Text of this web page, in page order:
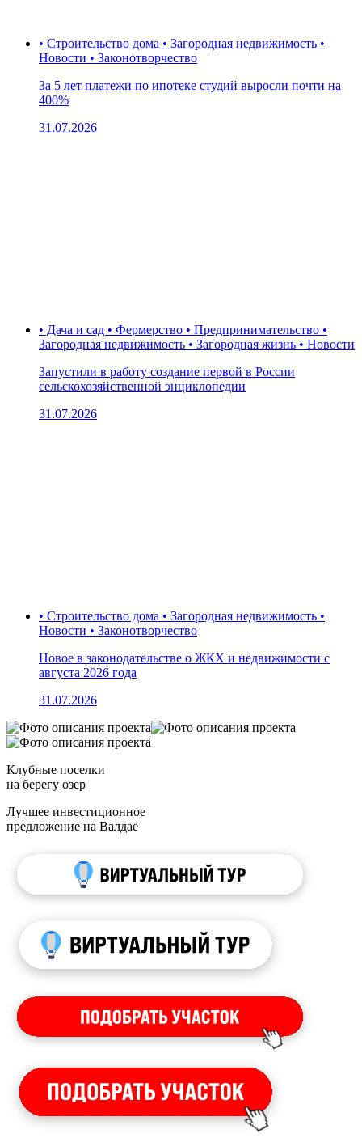
• Строительство дома • Загородная недвижимость •
Новости • Законотворчество
За 5 лет платежи по ипотеке студий выросли почти на
400%
31.07.2026
• Дача и сад • Фермерство • Предпринимательство •
Загородная недвижимость • Загородная жизнь • Новости
Запустили в работу создание первой в России
сельскохозяйственной энциклопедии
31.07.2026
• Строительство дома • Загородная недвижимость •
Новости • Законотворчество
Новое в законодательстве о ЖКХ и недвижимости с
августа 2026 года
31.07.2026
Клубные поселки
на берегу озер
Лучшее инвестиционное
предложение на Валдае